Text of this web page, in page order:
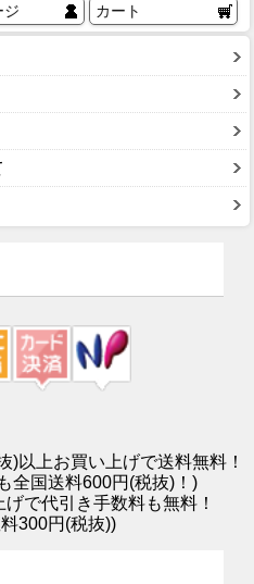
ジ カート
)以上お買い上げで送料無料！
全国送料600円(税抜)！)
で代引き手数料も無料！
300円(税抜))